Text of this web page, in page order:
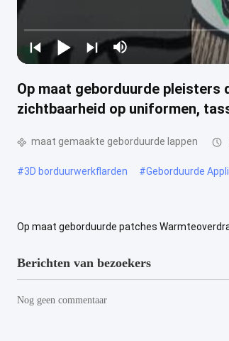
Op maat geborduurde
zichtbaarheid op uniformen,
maat gemaakte geborduurde lappen
#3D borduurwerkflarden #Geborduurde
Op maat geborduurde patches
Berichten van bezoekers
Nog geen commentaar